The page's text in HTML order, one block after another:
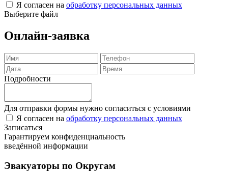
Я согласен на обработку персональных данных
Выберите файл
Онлайн-заявка
Подробности
Для отправки формы нужно согласиться с условиями
Я согласен на обработку персональных данных
Записаться
Гарантируем конфиденциальность
введённой информации
Эвакуаторы по Округам